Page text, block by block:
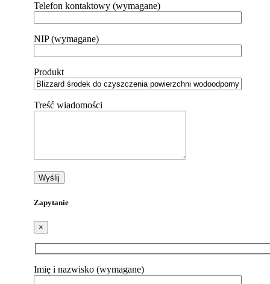
Telefon kontaktowy (wymagane)
NIP (wymagane)
Produkt
Treść wiadomości
Zapytanie
×
Imię i nazwisko (wymagane)